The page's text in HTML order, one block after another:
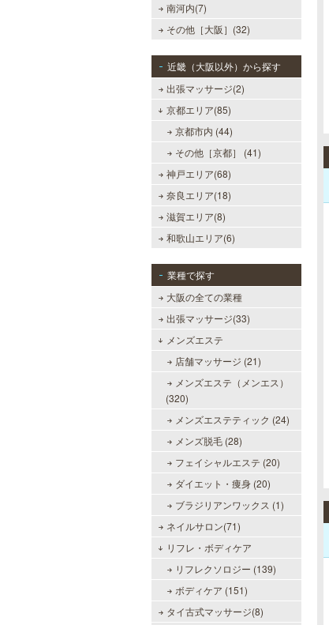
南河内(7)
その他［大阪］(32)
近畿（大阪以外）から探す
出張マッサージ(2)
京都エリア(85)
京都市内 (44)
その他［京都］ (41)
神戸エリア(68)
奈良エリア(18)
滋賀エリア(8)
和歌山エリア(6)
業種で探す
大阪の全ての業種
出張マッサージ(33)
メンズエステ
店舗マッサージ (21)
メンズエステ（メンエス）
(320)
メンズエステティック (24)
メンズ脱毛 (28)
フェイシャルエステ (20)
ダイエット・痩身 (20)
ブラジリアンワックス (1)
ネイルサロン(71)
リフレ・ボディケア
リフレクソロジー (139)
ボディケア (151)
タイ古式マッサージ(8)
sirena I（シレーナ）
可愛いが溢れる!!ふたりきりの空間
で厳選セラピストたちが貴方の日頃
の疲れを癒す。洗練の技術とおもて
なしで身も心も満たされる至福の時
間をお楽しみいただけます。
LA BELLA 日本橋・堺筋本
町・谷町ルーム（ラベーラ）
若い女性にはない大人の魅力を存分
に味わってくださいませ。またプラ
イベートルームにお越し頂くのが難
しい方でも出張での対応もしており
い。
ミセス・ムーンR 大阪店
優しさと気遣いを忘れない…。大人
女性専門サロン♪至福の癒しを、お